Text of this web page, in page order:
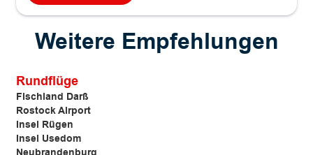
Weitere Empfehlungen
Rundflüge
Fischland Darß
Rostock Airport
Insel Rügen
Insel Usedom